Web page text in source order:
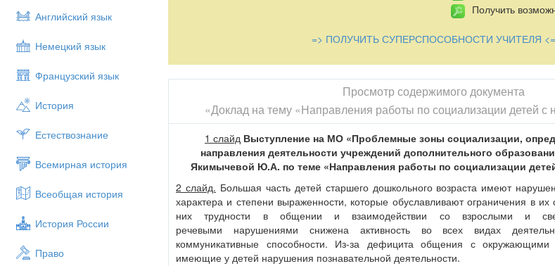
Английский язык
Немецкий язык
Французский язык
История
Естествознание
Всемирная история
Всеобщая история
История России
Право
Получить
=> ПОЛУЧИТЬ СУПЕРСПОСОБНОСТИ УЧИТЕЛЯ <=
Просмотр содержимого документа
«Доклад на тему «Направления работы по социализации детей с
1 слайд Выступление на МО «Проблемные зоны социализации,
направления деятельности учреждений дополнительного
Якимычевой Ю.А. по теме «Направления работы по социализации
2 слайд. Большая часть детей старшего дошкольного возраста имеют
характера и степени выраженности, которые обуславливают ограничения в
них трудности в общении и взаимодействии со взрослыми и
речевыми нарушениями снижена активность во всех видах
коммуникативные способности. Из-за дефицита общения с окружающими
имеющие у детей нарушения познавательной деятельности.